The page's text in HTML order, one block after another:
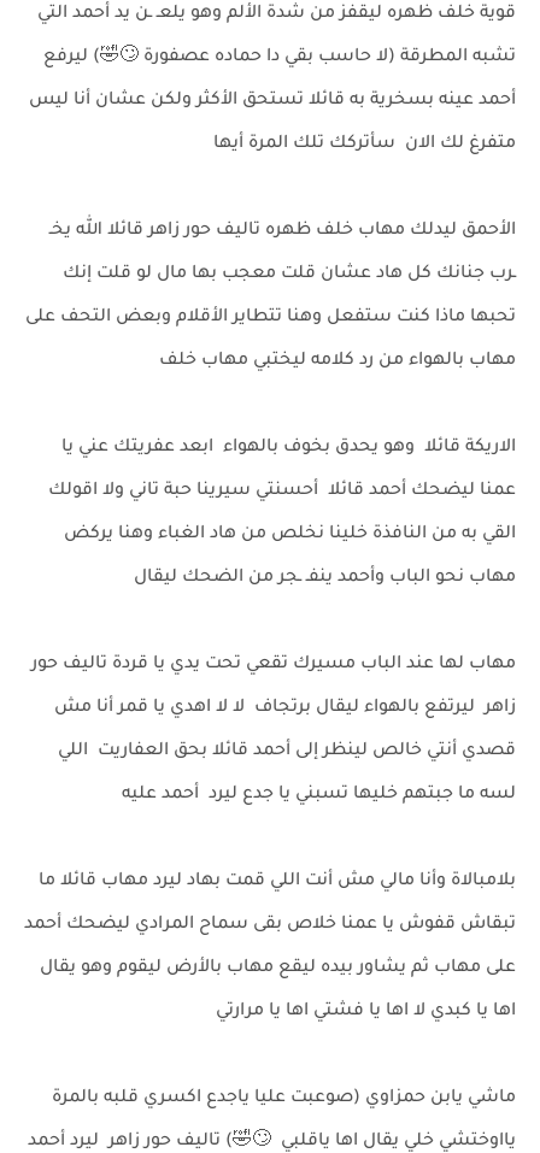
قوية خلف ظهره ليقفز من شدة الألم وهو يلعـ ـن يد أحمد التي
تشبه المطرقة (لا حاسب بقي دا حماده عصفورة 🙄🤣) ليرفع
أحمد عينه بسخرية به قائلا تستحق الأكثر ولكن عشان أنا ليس
متفرغ لك الان سأتركك تلك المرة أيها
الأحمق ليدلك مهاب خلف ظهره تاليف حور زاهر قائلا الله يخـ
ـرب جنانك كل هاد عشان قلت معجب بها مال لو قلت إنك
تحبها ماذا كنت ستفعل وهنا تتطاير الأقلام وبعض التحف على
مهاب بالهواء من رد كلامه ليختبي مهاب خلف
الاريكة قائلا وهو يحدق بخوف بالهواء ابعد عفريتك عني يا
عمنا ليضحك أحمد قائلا أحسنتي سيرينا حبة تاني ولا اقولك
القي به من النافذة خلينا نخلص من هاد الغباء وهنا يركض
مهاب نحو الباب وأحمد ينفـ ـجر من الضحك ليقال
مهاب لها عند الباب مسيرك تقعي تحت يدي يا قردة تاليف حور
زاهر ليرتفع بالهواء ليقال برتجاف لا لا اهدي يا قمر أنا مش
قصدي أنتي خالص لينظر إلى أحمد قائلا بحق العفاريت اللي
لسه ما جبتهم خليها تسبني يا جدع ليرد أحمد عليه
بلامبالاة وأنا مالي مش أنت اللي قمت بهاد ليرد مهاب قائلا ما
تبقاش قفوش يا عمنا خلاص بقى سماح المرادي ليضحك أحمد
على مهاب ثم يشاور بيده ليقع مهاب بالأرض ليقوم وهو يقال
اها يا كبدي لا اها يا فشتي اها يا مرارتي
ماشي يابن حمزاوي (صوعبت عليا ياجدع اكسري قلبه بالمرة
يااوختشي خلي يقال اها ياقلبي 🙄🤣) تاليف حور زاهر ليرد أحمد